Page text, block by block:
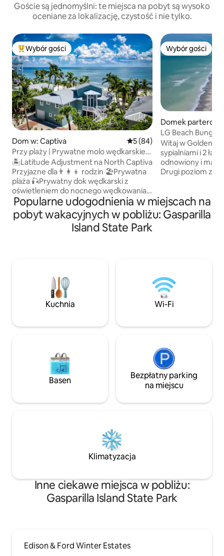
Goście są jednomyślni: te miejsca na pobyt są wysoko
oceniane za lokalizację, czystość i nie tylko.
Najpopularniejsze z kategorii Wybór gości
Wybór gości
Dom w: Captiva Średnia ocena: 5 na 5,
5 (84)
Przy plaży | Prywatne molo wędkarskie,
zbieranie muszelek, wschody słońca
🏝️Latitude Adjustment na North Captiva
Przyjazne dla👨‍👩‍👦 rodzin 🏖️Prywatna
plaża 🎣Prywatny dok wędkarski z
oświetleniem do nocnego wędkowania,
najlepsze miejsce do wędkowania!
Można tu złowić ryby takie jak snook,
karmazyn, pstrąg, owcza głowa i inne
Członkostwo w🏊‍♂️ Island Club (baseny,
na wodę 📞Właściciel dostępny od
momentu rezerwacji do wymeldowania
👩‍✈️Profesjonalna obsługa
bagażu/zakupów spożywczych Wózek
Skontaktuj się z nami już dziś!
Wybór gości
Wybór gości
Domek
wood
LG Beach
do zatoki i
Witaj w Golden
sypialniami i 2
odnowiony i ma
Drugi poziom z
sypialnie z
z łóżkiem typu
szybkie Wi-Fi,
znajduje się
nie jest
nie do pobicia!
Popularne udogodnienia w miejscach na
pobyt wakacyjnych w pobliżu: Gasparilla
Island State Park
Kuchnia Wi-Fi
Basen
Bezpłatny parking
na miejscu
Klimatyzacja
Inne ciekawe miejsca w pobliżu:
Gasparilla Island State Park
Edison & Ford Winter Estates